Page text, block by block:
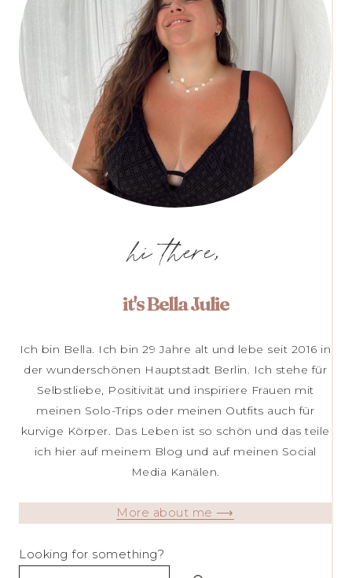
hi there,
it's Bella Julie
Ich bin Bella. Ich bin 29 Jahre alt und lebe seit 2016 in
der wunderschönen Hauptstadt Berlin. Ich stehe für
Selbstliebe, Positivität und inspiriere Frauen mit
meinen Solo-Trips oder meinen Outfits auch für
kurvige Körper. Das Leben ist so schön und das teile
ich hier auf meinem Blog und auf meinen Social
Media Kanälen.
More about me ⟶
Looking for something?